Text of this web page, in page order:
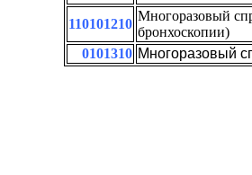
110101210
Многоразовый
бронхоскопии)
0101310 Многоразовый